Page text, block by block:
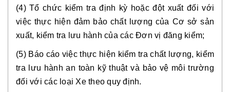
(4) Tổ chức kiểm tra định kỳ hoặc đột xuất đối với
việc thực hiện đảm bảo chất lượng của Cơ sở sản
xuất, kiểm tra lưu hành của các Đơn vị đăng kiểm;
(5) Báo cáo việc thực hiện kiểm tra chất lượng, kiểm
tra lưu hành an toàn kỹ thuật và bảo vệ môi trường
đối với các loại Xe theo quy định.